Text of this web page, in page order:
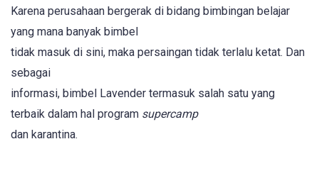
Karena perusahaan bergerak di bidang bimbingan belajar
yang mana banyak bimbel
tidak masuk di sini, maka persaingan tidak terlalu ketat. Dan
sebagai
informasi, bimbel Lavender termasuk salah satu yang
terbaik dalam hal program supercamp
dan karantina.